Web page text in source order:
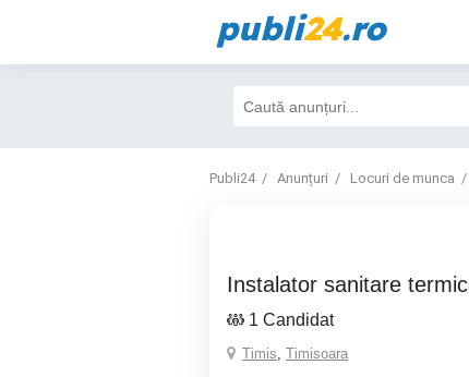
publi24.ro
Publi24 Anunțuri Locuri de munca
instalator sanitare
1 Candidat
Timis, Timisoara